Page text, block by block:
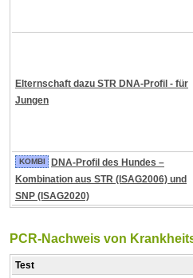
Elternschaft dazu STR DNA-Profil - für
Jungen
KOMBI
DNA-Profil des Hundes –
Kombination aus STR (ISAG2006) und
SNP (ISAG2020)
PCR-Nachweis von
Test